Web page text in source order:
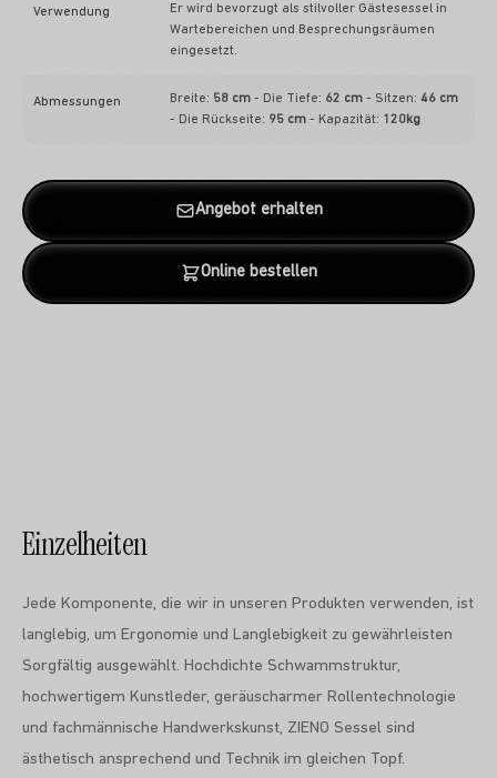
Verwendung
Er wird bevorzugt als stilvoller Gästesessel in
Wartebereichen und Besprechungsräumen
eingesetzt.
Abmessungen Breite: 58 cm - Die Tiefe: 62 cm - Sitzen: 46 cm
- Die Rückseite: 95 cm - Kapazität: 120kg
Angebot erhalten
Online bestellen
Einzelheiten
Jede Komponente, die wir in unseren Produkten verwenden, ist
langlebig, um Ergonomie und Langlebigkeit zu gewährleisten
Sorgfältig ausgewählt. Hochdichte Schwammstruktur,
hochwertigem Kunstleder, geräuscharmer Rollentechnologie
und fachmännische Handwerkskunst, ZIENO Sessel sind
ästhetisch ansprechend und Technik im gleichen Topf.